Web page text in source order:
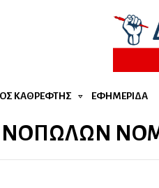
ΚΑΘΡΈΦΤΗΣ ΕΦΗΜΕΡΊΔΑ